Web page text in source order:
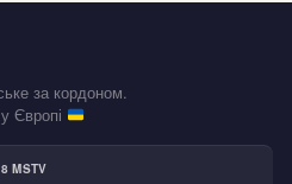
за кордоном.
Європі
MSTV